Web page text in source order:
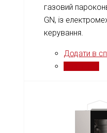
газовий
GN, із
керування.
Додати в